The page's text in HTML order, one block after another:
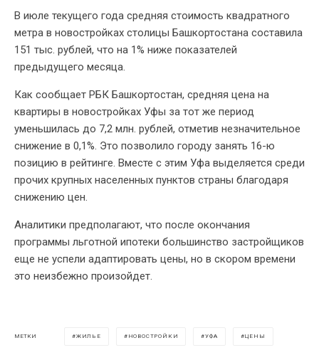
В июле текущего года средняя стоимость квадратного
метра в новостройках столицы Башкортостана составила
151 тыс. рублей, что на 1% ниже показателей
предыдущего месяца.
Как сообщает РБК Башкортостан, средняя цена на
квартиры в новостройках Уфы за тот же период
уменьшилась до 7,2 млн. рублей, отметив незначительное
снижение в 0,1%. Это позволило городу занять 16-ю
позицию в рейтинге. Вместе с этим Уфа выделяется среди
прочих крупных населенных пунктов страны благодаря
снижению цен.
Аналитики предполагают, что после окончания
программы льготной ипотеки большинство застройщиков
еще не успели адаптировать цены, но в скором времени
это неизбежно произойдет.
МЕТКИ ЖИЛЬЕ НОВОСТРОЙКИ УФА ЦЕНЫ